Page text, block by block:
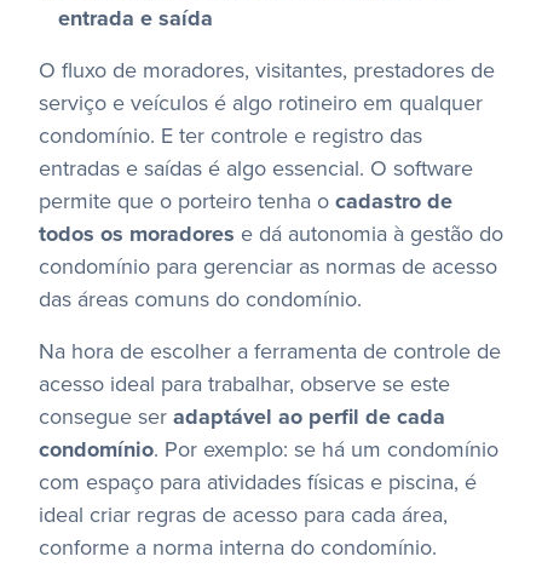
entrada e saída
O fluxo de moradores, visitantes, prestadores de
serviço e veículos é algo rotineiro em qualquer
condomínio. E ter controle e registro das
entradas e saídas é algo essencial. O software
permite que o porteiro tenha o cadastro de
todos os moradores e dá autonomia à gestão do
condomínio para gerenciar as normas de acesso
das áreas comuns do condomínio.
Na hora de escolher a ferramenta de controle de
acesso ideal para trabalhar, observe se este
consegue ser adaptável ao perfil de cada
condomínio. Por exemplo: se há um condomínio
com espaço para atividades físicas e piscina, é
ideal criar regras de acesso para cada área,
conforme a norma interna do condomínio.